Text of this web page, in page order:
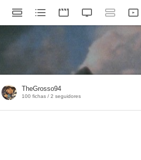
TheGrosso94
100 fichas / 2 seguidores